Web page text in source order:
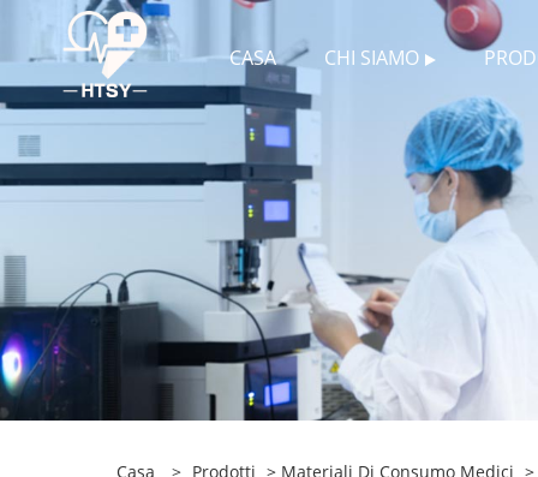
CASA CHI SIAMO
Casa > Prodotti > Materiali Di Consumo Medici >